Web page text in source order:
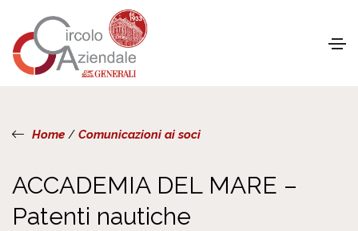
Home/ Comunicazioni ai soci
ACCADEMIA DEL MARE –
Patenti nautiche